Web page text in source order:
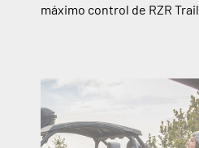
máximo control de RZR Trail.